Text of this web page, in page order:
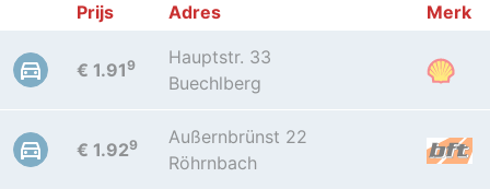
Prijs Adres Merk
€ 1.919
Hauptstr. 33
Buechlberg
€ 1.929
Außernbrünst 22
Röhrnbach